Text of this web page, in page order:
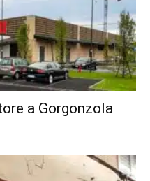
a Gorgonzola